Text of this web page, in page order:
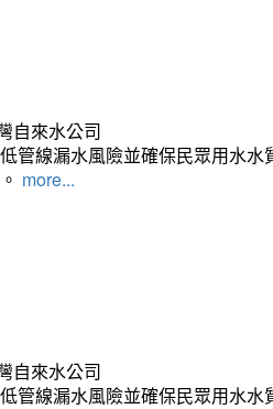
自來水公司
管線漏水風險並確保民眾用水
more...
自來水公司
管線漏水風險並確保民眾用水